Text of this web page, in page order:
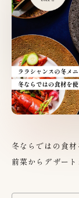
冬ならではの食
前菜からデザー